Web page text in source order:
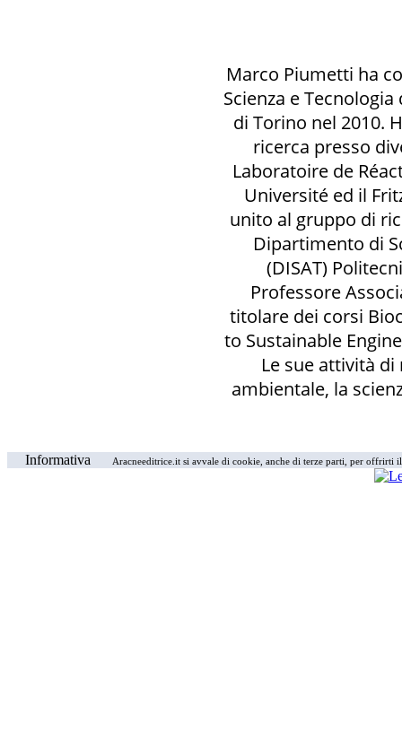
Marco Piumetti ha
Scienza e
di Torino nel 2010.
ricerca presso
Laboratoire de
Université ed il
unito al gruppo di
Dipartimento di
(DISAT)
Professore
titolare dei corsi
to Sustainable
Le sue attività
ambientale, la
Informativa Aracneeditrice.it si avvale di cookie, anche di terze parti, per